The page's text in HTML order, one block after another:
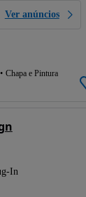
Ver anúncios
Chapa e Pintura
In